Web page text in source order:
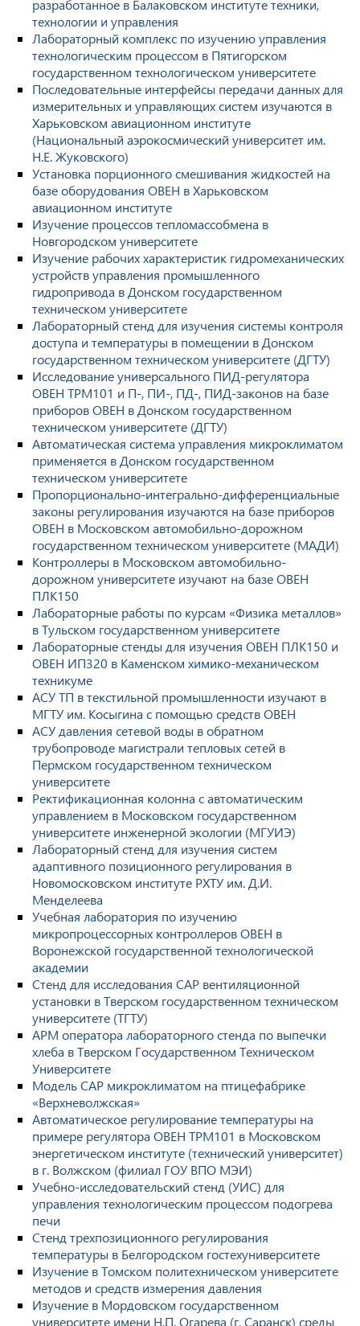
разработанное в Балаковском институте техники,
технологии и управления
Лабораторный комплекс по изучению управления
технологическим процессом в Пятигорском
государственном технологическом университете
Последовательные интерфейсы передачи данных для
измерительных и управляющих систем изучаются в
Харьковском авиационном институте
(Национальный аэрокосмический университет им.
Н.Е. Жуковского)
Установка порционного смешивания жидкостей на
базе оборудования ОВЕН в Харьковском
авиационном институте
Изучение процессов тепломассобмена в
Новгородском университете
Изучение рабочих характеристик гидромеханических
устройств управления промышленного
гидропривода в Донском государственном
техническом университете
Лабораторный стенд для изучения системы контроля
доступа и температуры в помещении в Донском
государственном техническом университете (ДГТУ)
Исследование универсального ПИД-регулятора
ОВЕН ТРМ101 и П-, ПИ-, ПД-, ПИД-законов на базе
приборов ОВЕН в Донском государственном
техническом университете (ДГТУ)
Автоматическая система управления микроклиматом
применяется в Донском государственном
техническом университете
Пропорционально-интегрально-дифференциальные
законы регулирования изучаются на базе приборов
ОВЕН в Московском автомобильно-дорожном
государственном техническом университете (МАДИ)
Контроллеры в Московском автомобильно-
дорожном университете изучают на базе ОВЕН
ПЛК150
Лабораторные работы по курсам «Физика металлов»
в Тульском государственном университете
Лабораторные стенды для изучения ОВЕН ПЛК150 и
ОВЕН ИП320 в Каменском химико-механическом
техникуме
АСУ ТП в текстильной промышленности изучают в
МГТУ им. Косыгина с помощью средств ОВЕН
АСУ давления сетевой воды в обратном
трубопроводе магистрали тепловых сетей в
Пермском государственном техническом
университете
Ректификационная колонна с автоматическим
управлением в Московском государственном
университете инженерной экологии (МГУИЭ)
Лабораторный стенд для изучения систем
адаптивного позиционного регулирования в
Новомосковском институте РХТУ им. Д.И.
Менделеева
Учебная лаборатория по изучению
микропроцессорных контроллеров ОВЕН в
Воронежской государственной технологической
академии
Стенд для исследования САР вентиляционной
установки в Тверском государственном техническом
университете (ТГТУ)
АРМ оператора лабораторного стенда по выпечки
хлеба в Тверском Государственном Техническом
Университете
Модель САР микроклиматом на птицефабрике
«Верхневолжская»
Автоматическое регулирование температуры на
примере регулятора ОВЕН ТРМ101 в Московском
энергетическом институте (технический университет)
в г. Волжском (филиал ГОУ ВПО МЭИ)
Учебно-исследовательский стенд (УИС) для
управления технологическим процессом подогрева
печи
Стенд трехпозиционного регулирования
температуры в Белгородском гостехуниверситете
Изучение в Томском политехническом университете
методов и средств измерения давления
Изучение в Мордовском государственном
университете имени Н.П. Огарева (г. Саранск) среды